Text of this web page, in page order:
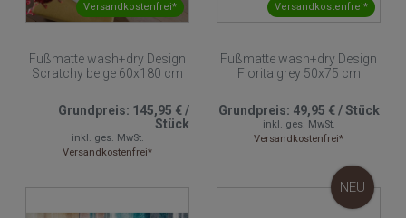
Versandkostenfrei*
Fußmatte wash+dry Design
Scratchy beige 60x180 cm
Grundpreis: 145,95 €/
Stück
inkl. ges. MwSt.
Versandkostenfrei*
Versandkostenfrei*
Fußmatte wash+dry Design
Florita grey 50x75 cm
Grundpreis: 49,95 €/Stück
inkl. ges. MwSt.
Versandkostenfrei*
NEU